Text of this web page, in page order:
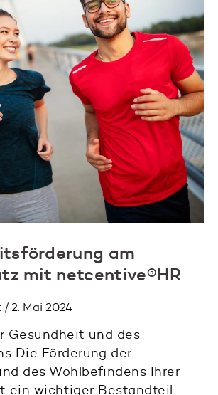
am
mit netcentive®HR
2. Mai 2024
Gesundheit und des
Die Förderung der
des Wohlbefindens Ihrer
ein wichtiger Bestandteil